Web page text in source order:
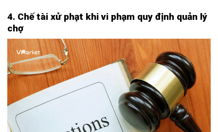
4. Chế tài xử phạt khi vi phạm quy định quản lý
chợ